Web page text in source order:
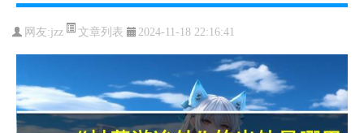
网友:jzz 文章列表 2024-11-18 22:16:41